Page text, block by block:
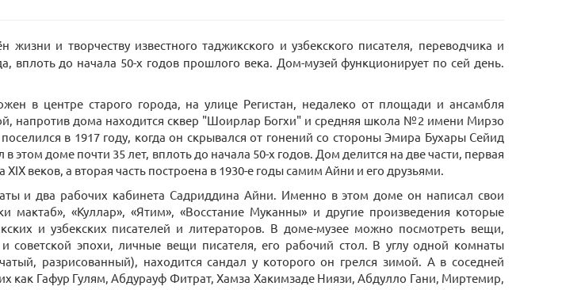
и творчеству известного таджикского и узбекского писателя, переводчика и
до начала 50-х годов прошлого века. Дом-музей функционирует по сей день.
в центре старого города, на улице Регистан, недалеко от площади и ансамбля
напротив дома находится сквер "Шоирлар Богхи" и средняя школа №2 имени Мирзо
в 1917 году, когда он скрывался от гонений со стороны Эмира Бухары Сейид
доме почти 35 лет, вплоть до начала 50-х годов. Дом делится на две части, первая
веков, а вторая часть построена в 1930-е годы самим Айни и его друзьями.
и два рабочих кабинета Садриддина Айни. Именно в этом доме он написал свои
мактаб», «Куллар», «Ятим», «Восстание Муканны» и другие произведения которые
и узбекских писателей и литераторов. В доме-музее можно посмотреть вещи,
эпохи, личные вещи писателя, его рабочий стол. В углу одной комнаты
разрисованный), находится сандал у которого он грелся зимой. А в соседней
как Гафур Гулям, Абдурауф Фитрат, Хамза Хакимзаде Ниязи, Абдулло Гани, Миртемир,